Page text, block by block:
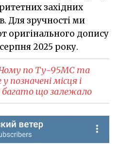
західних
Для зручності ми
оригінального допису
серпня 2025 року.
по Ту-95МС та
позначені місця і
багато що залежало